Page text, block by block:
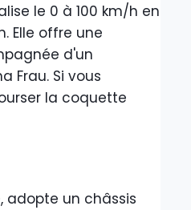
le 0 à 100 km/h en
Elle offre une
d'un
Frau. Si vous
la coquette
adopte un châssis